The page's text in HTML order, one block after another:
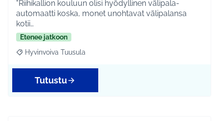
"Riihikallion kouluun olisi hyödyllinen välipala-
automaatti koska, monet unohtavat välipalansa
kotii…
Etenee jatkoon
Rajaa tulokset aihepiirin mukaan: Hyvinvoiva Tuusula
Hyvinvoiva Tuusula
Tutustu